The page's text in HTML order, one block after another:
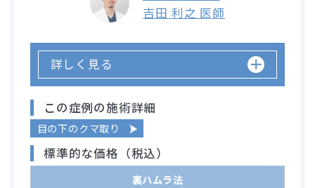
吉田 利之 医師
詳しく見る
この症例の施術詳細
目の下のクマ取り
標準的な価格（税込）
裏ハムラ法